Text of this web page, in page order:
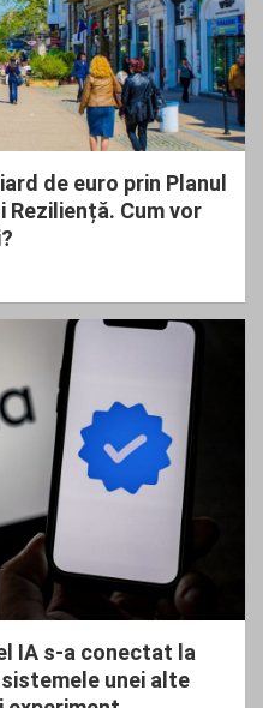
de euro prin Planul
Reziliență. Cum vor
IA s-a conectat la
unei alte